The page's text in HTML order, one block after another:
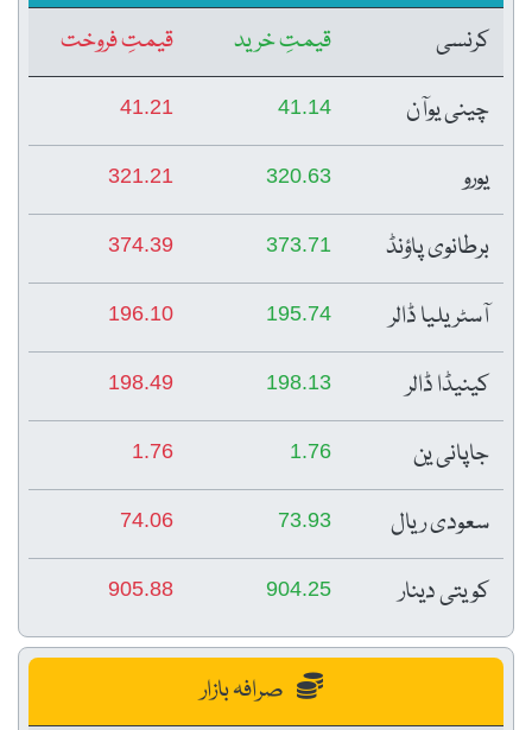
کرنسی
قیمتِ خرید
قیمتِ فروخت
چینی یوآن
41.14
41.21
یورو 320.63
321.21
برطانوی پاؤنڈ 373.71
374.39
آسٹریلیا ڈالر 195.74
196.10
کینیڈا ڈالر 198.13
198.49
جاپانی ین 1.76
1.76
سعودی ریال 73.93
74.06
کویتی دینار 904.25
905.88
صرافہ بازار